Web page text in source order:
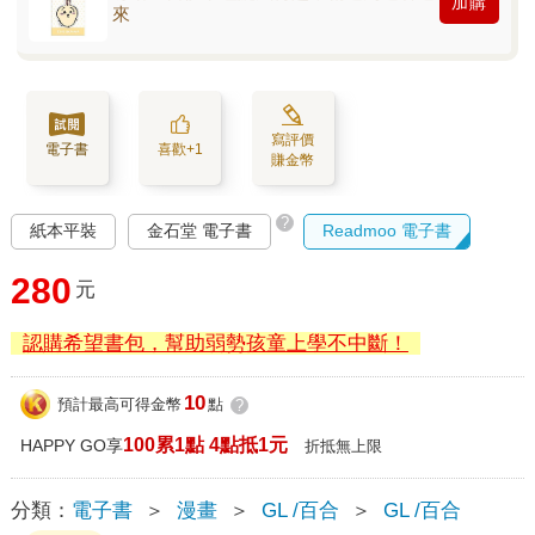
來
電子書 喜歡+1
寫評價
賺金幣
紙本平裝 金石堂 電子書 ? Readmoo 電子書
280 元
認購希望書包，幫助弱勢孩童上學不中斷！
預計最高可得金幣 10點 ?
HAPPY GO享100累1點 4點抵1元 折抵無上限
分類： 電子書 ＞ 漫畫 ＞ GL /百合 ＞ GL /百合